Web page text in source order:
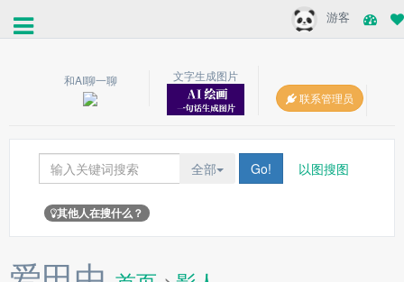
游客
和AI聊一聊
文字生成图片
联系管理员
全部 Go! 以图搜图
其他人在搜什么？